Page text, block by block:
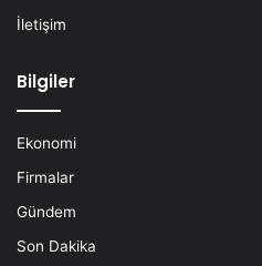
İletişim
Bilgiler
Ekonomi
Firmalar
Gündem
Son Dakika